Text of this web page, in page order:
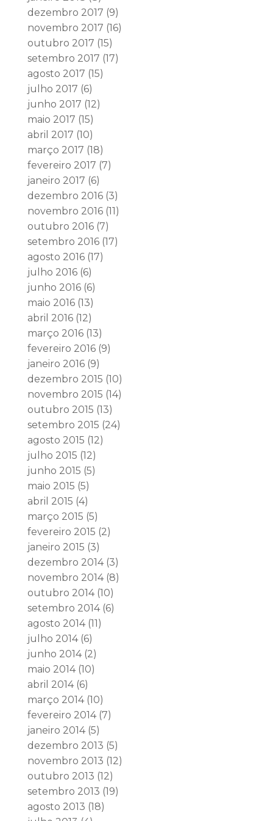
dezembro 2017 (9)
novembro 2017 (16)
outubro 2017 (15)
setembro 2017 (17)
agosto 2017 (15)
julho 2017 (6)
junho 2017 (12)
maio 2017 (15)
abril 2017 (10)
março 2017 (18)
fevereiro 2017 (7)
janeiro 2017 (6)
dezembro 2016(3)
novembro 2016(11)
outubro 2016(7)
setembro 2016(17)
agosto 2016(17)
julho 2016(6)
junho 2016(6)
maio 2016(13)
abril 2016(12)
março 2016(13)
fevereiro 2016(9)
janeiro 2016(9)
dezembro 2015 (10)
novembro 2015 (14)
outubro 2015 (13)
setembro 2015 (24)
agosto 2015 (12)
julho 2015 (12)
junho 2015 (5)
maio 2015 (5)
abril 2015 (4)
março 2015 (5)
fevereiro 2015 (2)
janeiro 2015 (3)
dezembro 2014(3)
novembro 2014(8)
outubro 2014(10)
setembro 2014(6)
agosto 2014(11)
julho 2014(6)
junho 2014(2)
maio 2014(10)
abril 2014(6)
março 2014(10)
fevereiro 2014(7)
janeiro 2014(5)
dezembro 2013 (5)
novembro 2013 (12)
outubro 2013 (12)
setembro 2013 (19)
agosto 2013 (18)